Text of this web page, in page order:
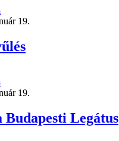
19.
19.
Legátus